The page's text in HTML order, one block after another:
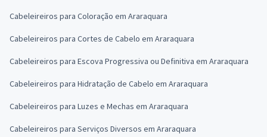
Cabeleireiros para Coloração em Araraquara
Cabeleireiros para Cortes de Cabelo em Araraquara
Cabeleireiros para Escova Progressiva ou Definitiva em Araraquara
Cabeleireiros para Hidratação de Cabelo em Araraquara
Cabeleireiros para Luzes e Mechas em Araraquara
Cabeleireiros para Serviços Diversos em Araraquara